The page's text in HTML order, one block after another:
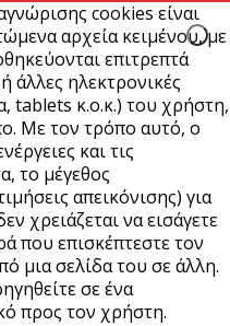
cookies είναι
αρχεία κειμένου, με
επιτρεπτά
άλλες ηλεκτρονικές
tablets κ.ο.κ.) του χρήστη,
Με τον τρόπο αυτό, ο
και τις
το μέγεθος
απεικόνισης) για
χρειάζεται να εισάγετε
που επισκέπτεστε τον
μια σελίδα του σε άλλη.
σε ένα
προς τον χρήστη.